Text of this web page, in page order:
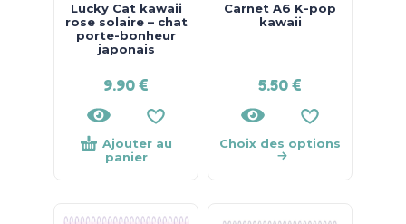
Lucky Cat kawaii
rose solaire – chat
porte-bonheur
japonais
9.90€
Ajouter au
panier
Carnet A6 K-pop
kawaii
5.50€
Choix des options